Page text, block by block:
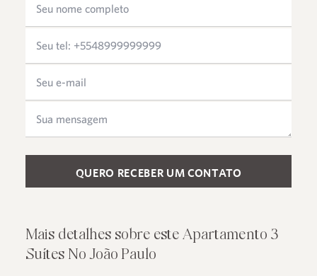
Please leave this field empty.
Mais detalhes sobre este Apartamento 3
Suítes No João Paulo